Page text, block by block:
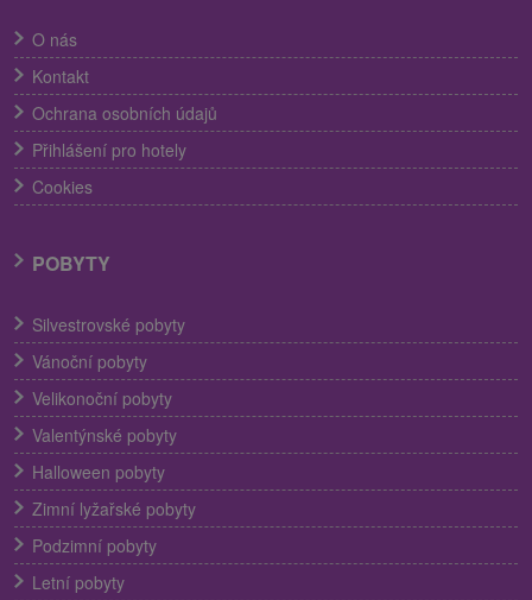
O nás
Kontakt
Ochrana osobních údajů
Přihlášení pro hotely
Cookies
POBYTY
Silvestrovské pobyty
Vánoční pobyty
Velikonoční pobyty
Valentýnské pobyty
Halloween pobyty
Zimní lyžařské pobyty
Podzimní pobyty
Letní pobyty